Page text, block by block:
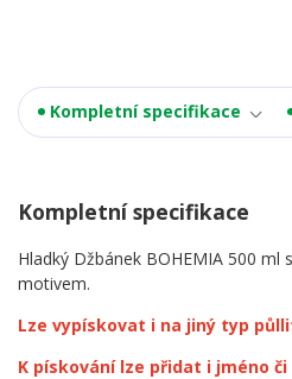
Kompletní specifikace
Kompletní specifikace
Hladký Džbánek BOHEMIA 500 ml
motivem.
Lze vypískovat i na jiný typ
K pískování lze přidat i jméno